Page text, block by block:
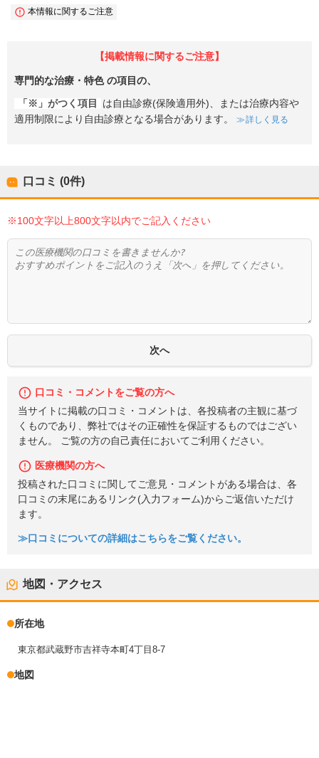
本情報に関するご注意
【掲載情報に関するご注意】
専門的な治療・特色の項目の、
「※」がつく項目
は自由診療(保険適用外)、または治療内容や
適用制限により自由診療となる場合があります。
詳しく見る
口コミ (0件)
※100文字以上800文字以内でご記入ください
口コミ・コメントをご覧の方へ
当サイトに掲載の口コミ・コメントは、各投稿者の主観に基づ
くものであり、弊社ではその正確性を保証するものではござい
ません。 ご覧の方の自己責任においてご利用ください。
医療機関の方へ
投稿された口コミに関してご意見・コメントがある場合は、各
口コミの末尾にあるリンク(入力フォーム)からご返信いただけ
ます。
≫口コミについての詳細はこちらをご覧ください。
地図・アクセス
所在地
東京都武蔵野市吉祥寺本町4丁目8-7
地図